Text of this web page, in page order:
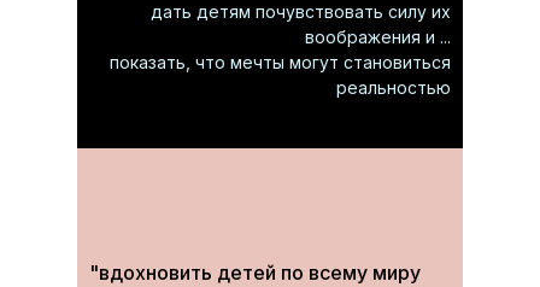
"вдохновить детей по всему миру
дать детям почувствовать силу их
воображения и ...
показать, что мечты могут становиться
реальностью